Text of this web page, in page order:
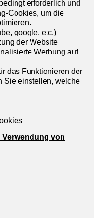
m²
m²
& voll
liebevoll
idyllischen
Das Haus ist erst 2
sehr gepflegten,
von ca. 34 m²
Aufenthalte
Bergwelt. Highlights
im Wert von ca.
mit TV Praktische
für optimalen
direkt beim
erforderlich und
Cookies, um die
google, etc.)
der Website
Werbung auf
das Funktionieren der
Sie einstellen, welche
Verwendung von